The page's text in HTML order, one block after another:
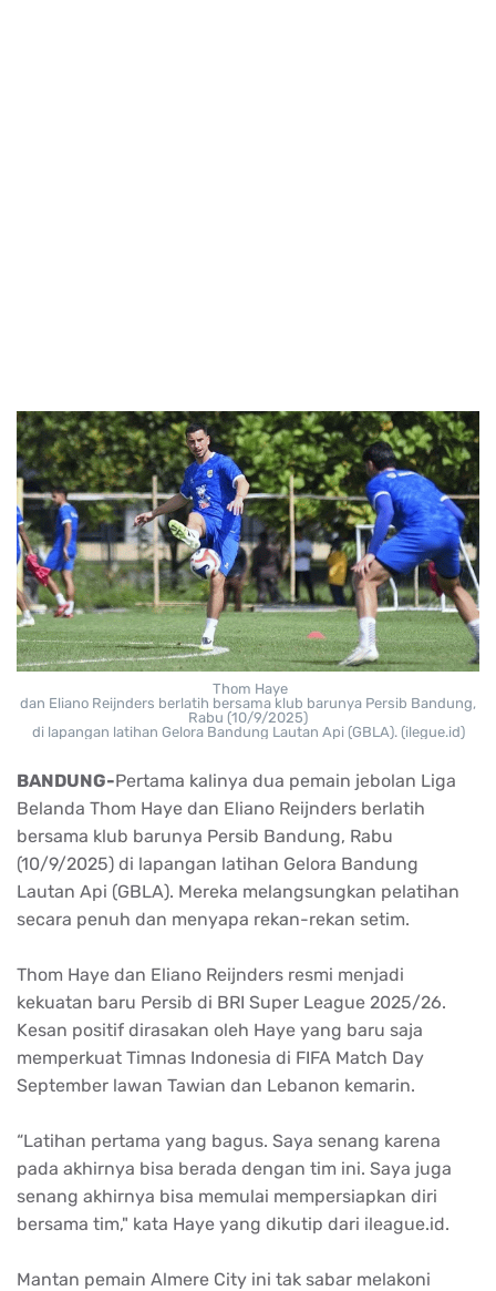
Thom Haye
dan Eliano Reijnders berlatih bersama klub barunya Persib Bandung,
Rabu (10/9/2025)
di lapangan latihan GeloraBandung Lautan Api(GBLA). (ilegue.id)
BANDUNG-Pertama kalinya dua pemain jebolan Liga
Belanda Thom Haye dan Eliano Reijnders berlatih
bersama klub barunya Persib Bandung, Rabu
(10/9/2025) di lapangan latihan Gelora Bandung
Lautan Api (GBLA). Mereka melangsungkan pelatihan
secara penuh dan menyapa rekan-rekan setim.
Thom Haye dan Eliano Reijnders resmi menjadi
kekuatan baru Persib di BRI Super League 2025/26.
Kesan positif dirasakan oleh Haye yang baru saja
memperkuat Timnas Indonesia di FIFA Match Day
September lawan Tawian dan Lebanon kemarin.
“Latihan pertama yang bagus. Saya senang karena
pada akhirnya bisa berada dengan tim ini. Saya juga
senang akhirnya bisa memulai mempersiapkan diri
bersama tim," kata Haye yang dikutip dari ileague.id.
Mantan pemain Almere City ini tak sabar melakoni